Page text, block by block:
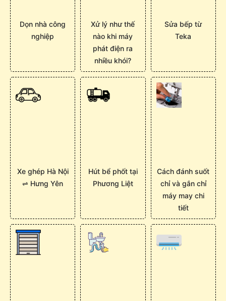
Dọn nhà công
nghiệp
Xử lý như thế
nào khi máy
phát điện ra
nhiều khói?
Sửa bếp từ
Teka
Xe ghép Hà Nội
⇌ Hưng Yên
Hút bể phốt tại
Phương Liệt
Cách đánh suốt
chỉ và gắn chỉ
máy may chi
tiết